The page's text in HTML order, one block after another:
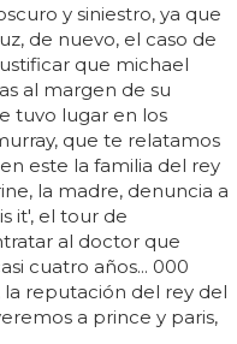
y siniestro, ya que
de nuevo, el caso de
que michael
al margen de su
tuvo lugar en los
que te relatamos
este la familia del rey
la madre, denuncia a
it', el tour de
al doctor que
cuatro años... 000
la reputación del rey del
a prince y paris,